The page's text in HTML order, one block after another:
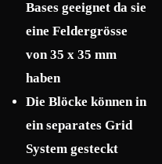
Bases geeignet da sie
eine Feldergrösse
von 35 x 35 mm
haben
Die Blöcke können in
ein separates Grid
System gesteckt